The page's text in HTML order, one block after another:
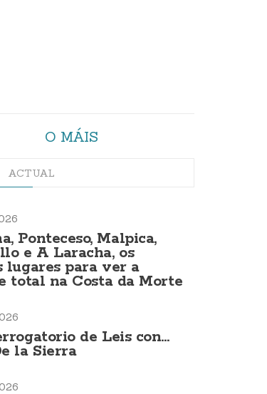
O MÁIS
ACTUAL
Ponteceso, Malpica,
e A Laracha, os
lugares para ver a
total na Costa da Morte
de Leis con...
la Sierra